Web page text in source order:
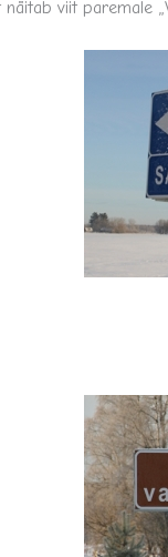
viit paremale